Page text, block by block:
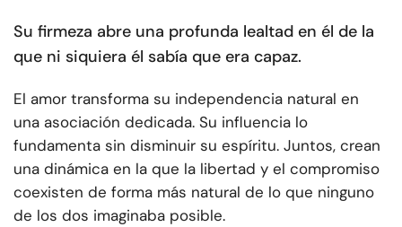
Su firmeza abre una profunda lealtad en él de la
que ni siquiera él sabía que era capaz.
El amor transforma su independencia natural en
una asociación dedicada. Su influencia lo
fundamenta sin disminuir su espíritu. Juntos, crean
una dinámica en la que la libertad y el compromiso
coexisten de forma más natural de lo que ninguno
de los dos imaginaba posible.